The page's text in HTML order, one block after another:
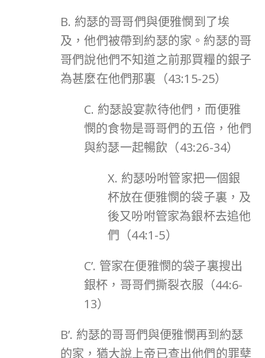
B. 約瑟的哥哥們與便雅憫到了埃
及，他們被帶到約瑟的家。約瑟的哥
哥們說他們不知道之前那買糧的銀子
為甚麼在他們那裏（43:15-25）
C. 約瑟設宴款待他們，而便雅
憫的食物是哥哥們的五倍，他們
與約瑟一起暢飲（43:26-34）
X. 約瑟吩咐管家把一個銀
杯放在便雅憫的袋子裏，及
後又吩咐管家為銀杯去追他
們（44:1-5）
C’. 管家在便雅憫的袋子裏搜出
銀杯，哥哥們撕裂衣服（44:6-
13）
B’. 約瑟的哥哥們與便雅憫再到約瑟
的家，猶大說上帝已查出他們的罪孽